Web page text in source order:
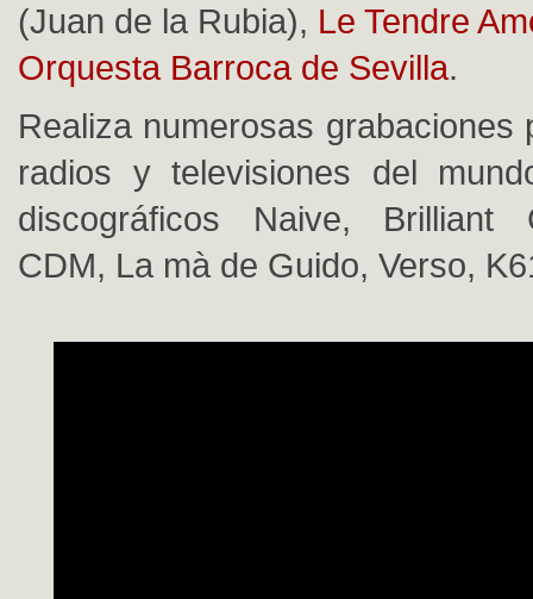
(Juan de la Rubia), Le Tendre
Orquesta Barroca de Sevilla.
Realiza numerosas grabaciones
radios y televisiones del
discográficos Naive, Brilliant
CDM, La mà de Guido, Verso,